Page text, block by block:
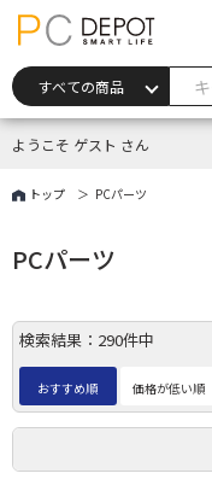
ようこそ ゲスト さん
トップ PCパーツ
PCパーツ
検索結果：290件中
おすすめ順 価格が低い順